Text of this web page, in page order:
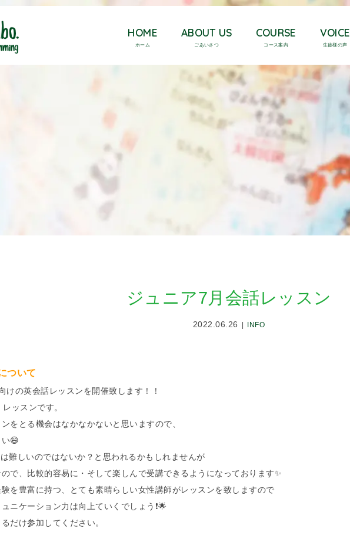
HOME ABOUT US COURSE VOICE
ジュニア7月会話レッスン
2022.06.26 INFO
ついて
けの英会話レッスンを開催致します！！
ッスンです。
をとる機会はなかなかないと思いますので、
😄
難しいのではないか？と思われるかもしれませんが
で、比較的容易に・そして楽しんで受講できるようになっております✨
を豊富に持つ、とても素晴らしい女性講師がレッスンを致しますので
ニケーション力は向上ていくでしょう❗️🌟
だけ参加してください。